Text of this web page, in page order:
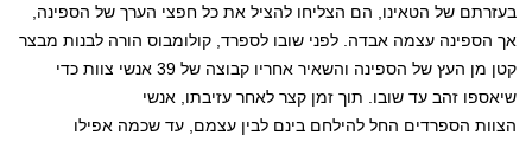
בעזרתם של הטאינו, הם הצליחו להציל את כל חפצי הערך של הספינה,
אך הספינה עצמה אבדה. לפני שובו לספרד, קולומבוס הורה לבנות מבצר
קטן מן העץ של הספינה והשאיר אחריו קבוצה של 39 אנשי צוות כדי
שיאספו זהב עד שובו. תוך זמן קצר לאחר עזיבתו, אנשי
הצוות הספרדים החל להילחם בינם לבין עצמם, עד שכמה אפילו